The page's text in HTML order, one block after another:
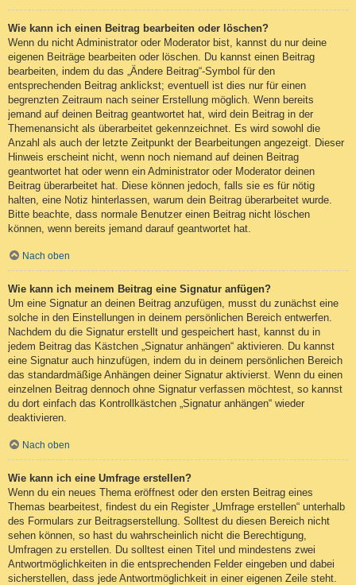
Wie kann ich einen Beitrag bearbeiten oder löschen?
Wenn du nicht Administrator oder Moderator bist, kannst du nur deine
eigenen Beiträge bearbeiten oder löschen. Du kannst einen Beitrag
bearbeiten, indem du das „Ändere Beitrag“-Symbol für den
entsprechenden Beitrag anklickst; eventuell ist dies nur für einen
begrenzten Zeitraum nach seiner Erstellung möglich. Wenn bereits
jemand auf deinen Beitrag geantwortet hat, wird dein Beitrag in der
Themenansicht als überarbeitet gekennzeichnet. Es wird sowohl die
Anzahl als auch der letzte Zeitpunkt der Bearbeitungen angezeigt. Dieser
Hinweis erscheint nicht, wenn noch niemand auf deinen Beitrag
geantwortet hat oder wenn ein Administrator oder Moderator deinen
Beitrag überarbeitet hat. Diese können jedoch, falls sie es für nötig
halten, eine Notiz hinterlassen, warum dein Beitrag überarbeitet wurde.
Bitte beachte, dass normale Benutzer einen Beitrag nicht löschen
können, wenn bereits jemand darauf geantwortet hat.
Nach oben
Wie kann ich meinem Beitrag eine Signatur anfügen?
Um eine Signatur an deinen Beitrag anzufügen, musst du zunächst eine
solche in den Einstellungen in deinem persönlichen Bereich entwerfen.
Nachdem du die Signatur erstellt und gespeichert hast, kannst du in
jedem Beitrag das Kästchen „Signatur anhängen“ aktivieren. Du kannst
eine Signatur auch hinzufügen, indem du in deinem persönlichen Bereich
das standardmäßige Anhängen deiner Signatur aktivierst. Wenn du einen
einzelnen Beitrag dennoch ohne Signatur verfassen möchtest, so kannst
du dort einfach das Kontrollkästchen „Signatur anhängen“ wieder
deaktivieren.
Nach oben
Wie kann ich eine Umfrage erstellen?
Wenn du ein neues Thema eröffnest oder den ersten Beitrag eines
Themas bearbeitest, findest du ein Register „Umfrage erstellen“ unterhalb
des Formulars zur Beitragserstellung. Solltest du diesen Bereich nicht
sehen können, so hast du wahrscheinlich nicht die Berechtigung,
Umfragen zu erstellen. Du solltest einen Titel und mindestens zwei
Antwortmöglichkeiten in die entsprechenden Felder eingeben und dabei
sicherstellen, dass jede Antwortmöglichkeit in einer eigenen Zeile steht.